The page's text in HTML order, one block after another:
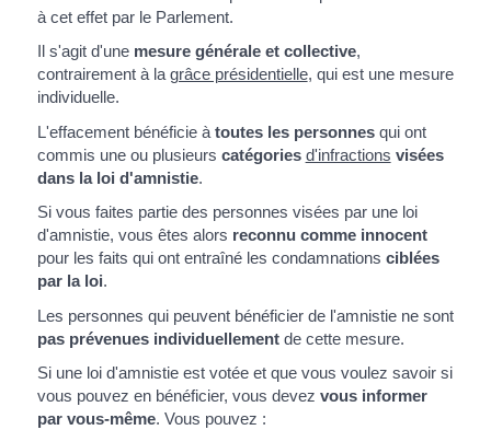
à cet effet par le Parlement.
Il s'agit d'une mesure générale et collective,
contrairement à la grâce présidentielle, qui est une mesure
individuelle.
L'effacement bénéficie à toutes les personnes qui ont
commis une ou plusieurs catégories d'infractions visées
dans la loi d'amnistie.
Si vous faites partie des personnes visées par une loi
d'amnistie, vous êtes alors reconnu comme innocent
pour les faits qui ont entraîné les condamnations ciblées
par la loi.
Les personnes qui peuvent bénéficier de l'amnistie ne sont
pas prévenues individuellementde cette mesure.
Si une loi d'amnistie est votée et que vous voulez savoir si
vous pouvez en bénéficier, vous devez vous informer
par vous-même. Vous pouvez :